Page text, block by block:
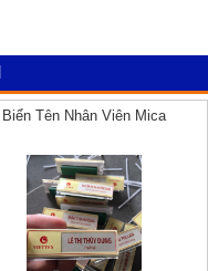
Biển Tên Nhân Viên Mica